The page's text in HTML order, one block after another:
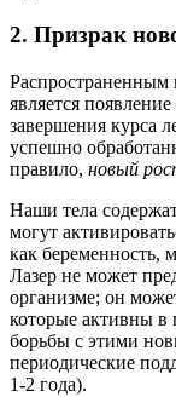
2. Призрак
Распространенным
является
завершения курса
успешно
правило, новый
Наши тела
могут
как беременность,
Лазер не может
организме; он
которые активны в
борьбы с этими
периодические
1-2 года).